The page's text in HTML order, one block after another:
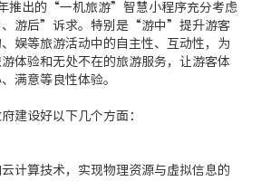
推出的“一机旅游”智慧小程序充分考虑
、游后”诉求。特别是“游中”提升游客
娱等旅游活动中的自主性、互动性，为
体验和无处不在的旅游服务，让游客体
满意等良性体验。
建设好以下几个方面：
计算技术，实现物理资源与虚拟信息的